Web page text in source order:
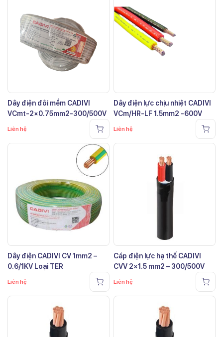
Dây điện đôi mềm CADIVI
VCmt-2×0.75mm2-300/500V
Liên hệ
Dây điện lực chịu nhiệt CADIVI
VCm/HR-LF 1.5mm2 -600V
Liên hệ
Dây điện CADIVI CV 1mm2 –
0.6/1KV Loại TER
Liên hệ
Cáp điện lực hạ thế CADIVI
CVV 2×1.5 mm2 – 300/500V
Liên hệ